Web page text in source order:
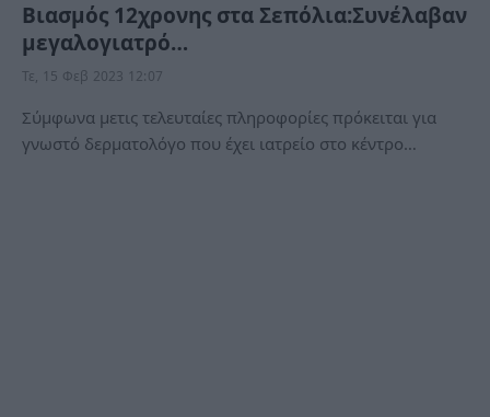
Βιασμός 12χρονης στα Σεπόλια:Συνέλαβαν
μεγαλογιατρό…
Τε, 15 Φεβ 2023 12:07
Σύμφωνα μετις τελευταίες πληροφορίες πρόκειται για
γνωστό δερματολόγο που έχει ιατρείο στο κέντρο…